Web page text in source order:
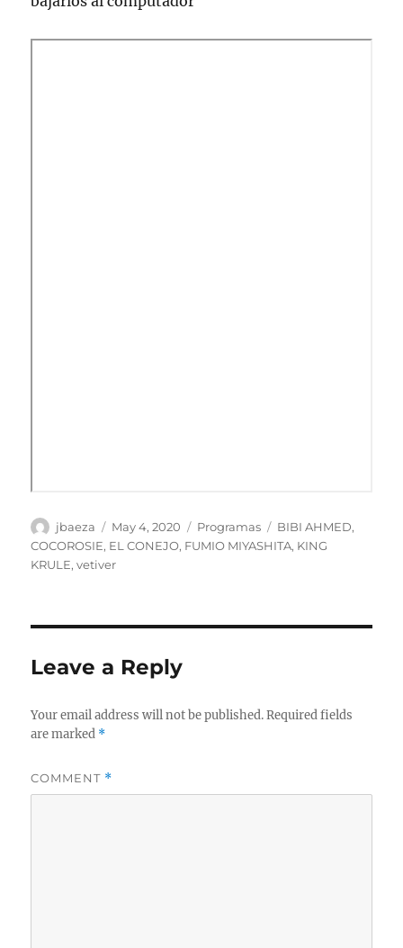
Author
jbaeza
Posted
on
May 4, 2020 Categories
Programas Tags
BIBI AHMED,
COCOROSIE, EL CONEJO, FUMIO MIYASHITA, KING
KRULE,vetiver
Leave a Reply
Your email address will not be published. Required fields
are marked *
COMMENT *